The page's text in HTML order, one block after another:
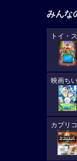
みんな
トイ・
映画ち
カプリ